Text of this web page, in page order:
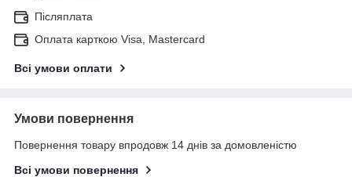
Післяплата
Оплата карткою Visa, Mastercard
Всі умови оплати
Умови повернення
Повернення товару впродовж 14 днів за домовленістю
Всі умови повернення